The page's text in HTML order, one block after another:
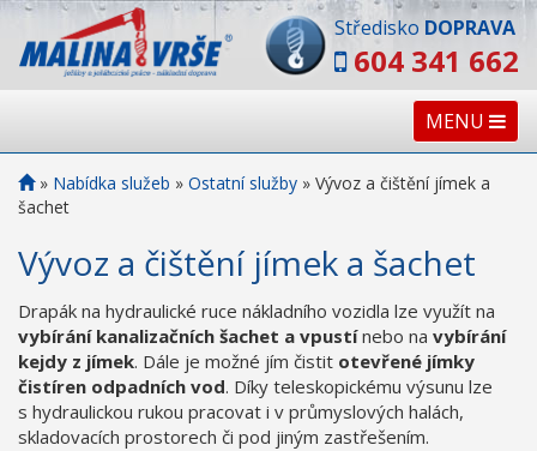
Středisko DOPRAVA
604 341 662
MENU
» Nabídka služeb » Ostatní služby » Vývoz a čištění jímek a
šachet
Vývoz a čištění jímek a šachet
Drapák na hydraulické ruce nákladního vozidla lze využít na
vybírání kanalizačních šachet a vpustínebo na vybírání
kejdy z jímek. Dále je možné jím čistit otevřené jímky
čistíren odpadních vod. Díky teleskopickému výsunu lze
s hydraulickou rukou pracovat i v průmyslových halách,
skladovacích prostorech či pod jiným zastřešením.